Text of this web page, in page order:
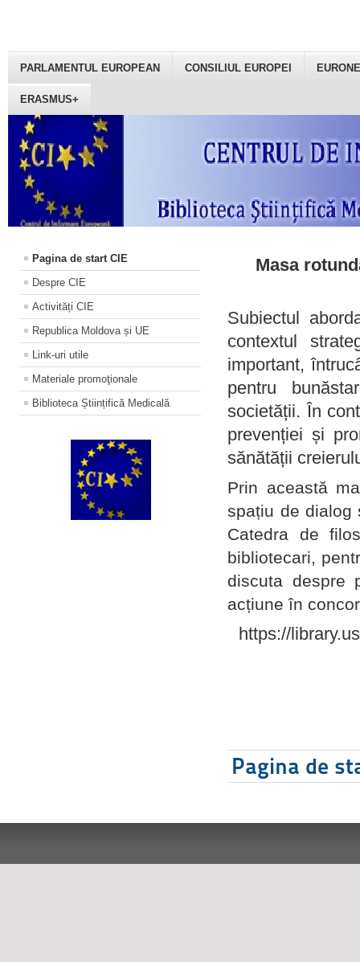
PARLAMENTUL EUROPEAN CONSILIUL EUROPEI
ERASMUS+
Pagina de start CIE
Despre CIE
Activități CIE
Republica Moldova și UE
Link-uri utile
Materiale promoţionale
Biblioteca Științifică Medicală
Masa
Subiectul
contextul
important,
pentru
societății. În
prevenției și
sănătății
Prin această
spațiu de dialog
Catedra de
bibliotecari,
discuta despre
acțiune în
https://
Pagina de